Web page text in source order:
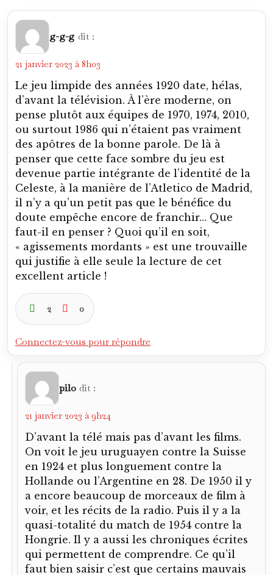
g-g-g dit :
21 janvier 2023 à 8h03
Le jeu limpide des années 1920 date, hélas,
d’avant la télévision. À l’ère moderne, on
pense plutôt aux équipes de 1970, 1974, 2010,
ou surtout 1986 qui n’étaient pas vraiment
des apôtres de la bonne parole. De là à
penser que cette face sombre du jeu est
devenue partie intégrante de l’identité de la
Celeste, à la manière de l’Atletico de Madrid,
il n’y a qu’un petit pas que le bénéfice du
doute empêche encore de franchir… Que
faut-il en penser ? Quoi qu’il en soit,
« agissements mordants » est une trouvaille
qui justifie à elle seule la lecture de cet
excellent article !
2 0
Connectez-vous pour répondre
pilo dit :
21 janvier 2023 à 9h24
D’avant la télé mais pas d’avant les films.
On voit le jeu uruguayen contre la Suisse
en 1924 et plus longuement contre la
Hollande ou l’Argentine en 28. De 1950 il y
a encore beaucoup de morceaux de film à
voir, et les récits de la radio. Puis il y a la
quasi-totalité du match de 1954 contre la
Hongrie. Il y a aussi les chroniques écrites
qui permettent de comprendre. Ce qu’il
faut bien saisir c’est que certains mauvais